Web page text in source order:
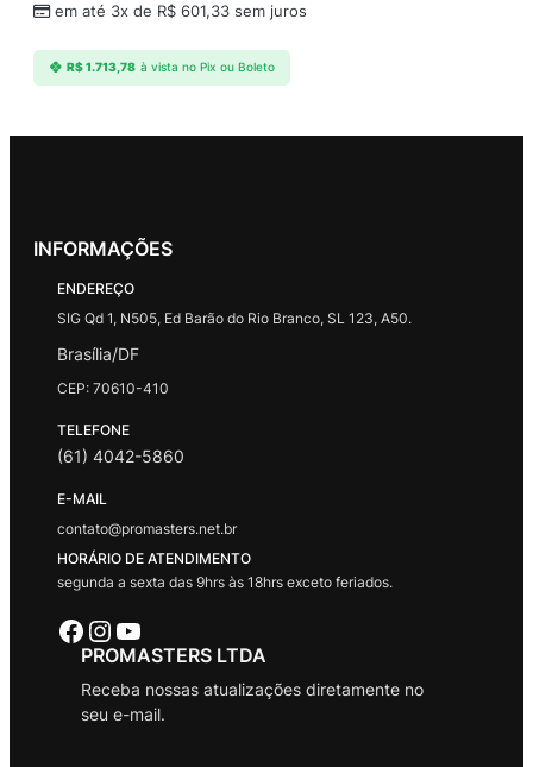
em até 3x de R$ 601,33 sem juros
R$1.713,78 à vista no Pix ou Boleto
INFORMAÇÕES
ENDEREÇO
SIG Qd 1, N505, Ed Barão do Rio Branco, SL 123, A50.
Brasília/DF
CEP: 70610-410
TELEFONE
(61) 4042-5860
E-MAIL
contato@promasters.net.br
HORÁRIO DE ATENDIMENTO
segunda a sexta das 9hrs às 18hrs exceto feriados.
Facebook Instagram Youtube
PROMASTERS LTDA
Receba nossas atualizações diretamente no
seu e-mail.